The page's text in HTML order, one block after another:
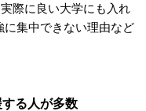
際に良い大学にも入れ
集中できない理由など
る人が多数